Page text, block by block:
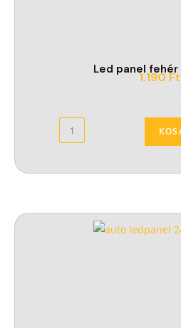
Led panel fehér
1.190Ft